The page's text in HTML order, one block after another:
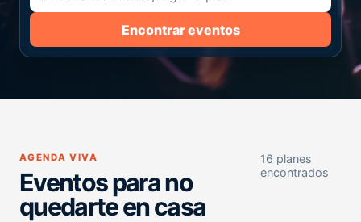
Encontrar eventos
AGENDA VIVA
Eventos para no
quedarte en casa
16 planes
encontrados